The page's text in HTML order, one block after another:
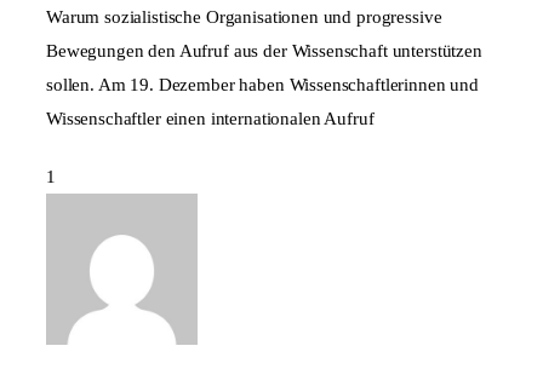
Warum sozialistische Organisationen und progressive
Bewegungen den Aufruf aus der Wissenschaft unterstützen
sollen. Am 19. Dezember haben Wissenschaftlerinnen und
Wissenschaftler einen internationalen Aufruf